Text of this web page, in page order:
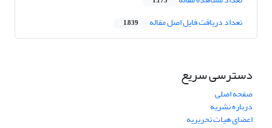
تعداد دریافت فایل اصل مقاله 1,839
دسترسی سریع
صفحه اصلی
درباره نشریه
اعضای هیات تحریریه